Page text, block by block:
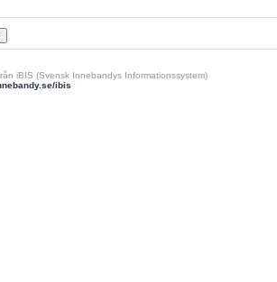
iBIS (Svensk Innebandys Informationssystem)
ibis